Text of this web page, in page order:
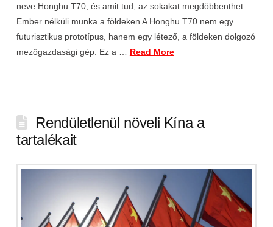
neve Honghu T70, és amit tud, az sokakat megdöbbenthet.
Ember nélküli munka a földeken A Honghu T70 nem egy
futurisztikus prototípus, hanem egy létező, a földeken dolgozó
mezőgazdasági gép. Ez a … Read More
Rendületlenül növeli Kína a
tartalékait